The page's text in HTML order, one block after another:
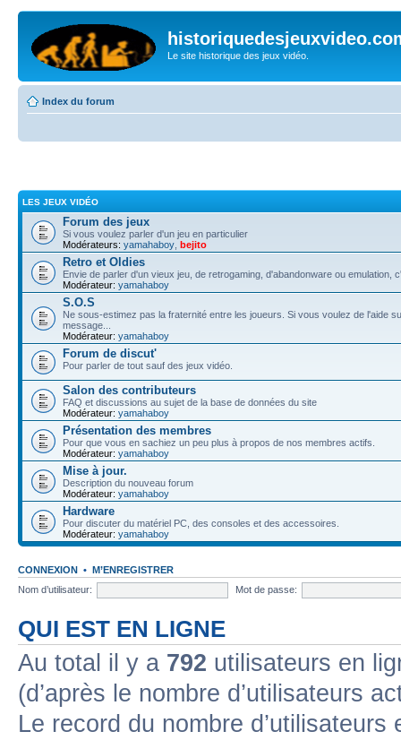
Le site historique des jeux vidéo.
Index du forum
LES JEUX VIDÉO
Forum des jeux
Si vous voulez parler d'un jeu en particulier
Modérateurs: yamahaboy bejito
Retro et Oldies
Envie de parler d'un vieux jeu, de retrogaming, d'abandonware ou emulation,
Modérateur: yamahaboy
S.O.S
Ne sous-estimez pas la fraternité entre les joueurs. Si vous voulez de l'aide
message...
Modérateur: yamahaboy
Forum de discut'
Pour parler de tout sauf des jeux vidéo.
Salon des contributeurs
FAQ et discussions au sujet de la base de données du site
Modérateur: yamahaboy
Présentation des membres
Pour que vous en sachiez un peu plus à propos de nos membres actifs.
Modérateur: yamahaboy
Mise à jour.
Description du nouveau forum
Modérateur: yamahaboy
Hardware
Pour discuter du matériel PC, des consoles et des accessoires.
Modérateur: yamahaboy
CONNEXION • M’ENREGISTRER
Nom d’utilisateur:
Mot de passe:
QUI EST EN LIGNE
Au total il y a 792 utilisateurs en
(d’après le nombre d’utilisateurs
Le record du nombre